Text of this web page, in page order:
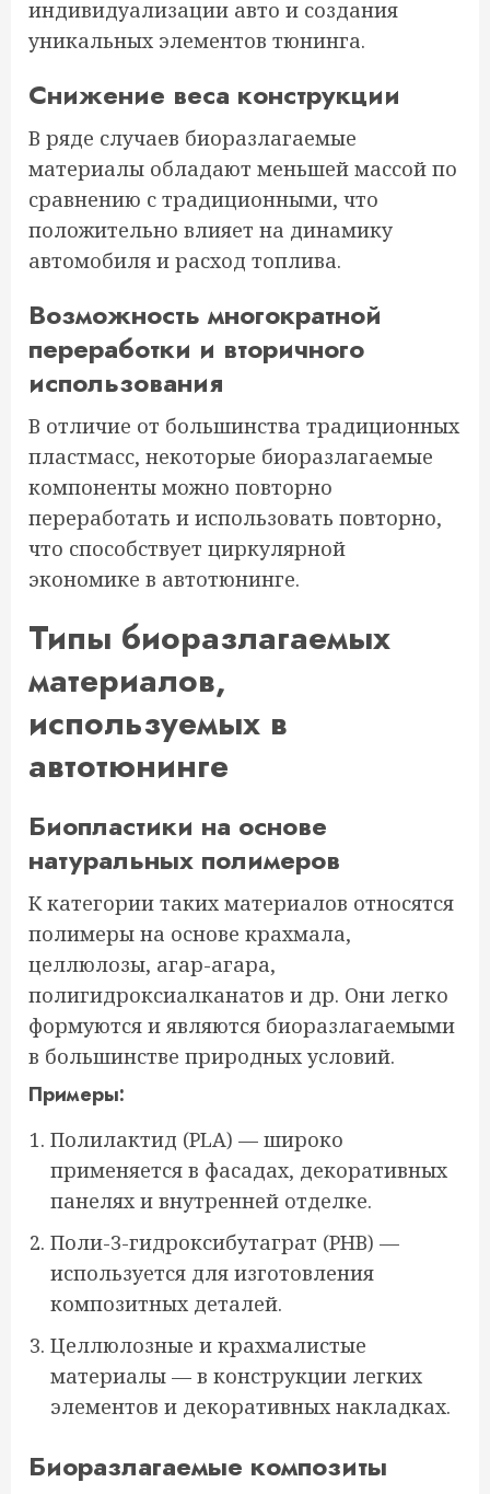
индивидуализации авто и создания
уникальных элементов тюнинга.
Снижение веса конструкции
В ряде случаев биоразлагаемые
материалы обладают меньшей массой по
сравнению с традиционными, что
положительно влияет на динамику
автомобиля и расход топлива.
Возможность многократной
переработки и вторичного
использования
В отличие от большинства традиционных
пластмасс, некоторые биоразлагаемые
компоненты можно повторно
переработать и использовать повторно,
что способствует циркулярной
экономике в автотюнинге.
Типы биоразлагаемых
материалов,
используемых в
автотюнинге
Биопластики на основе
натуральных полимеров
К категории таких материалов относятся
полимеры на основе крахмала,
целлюлозы, агар-агара,
полигидроксиалканатов и др. Они легко
формуются и являются биоразлагаемыми
в большинстве природных условий.
Примеры:
Полилактид (PLA) — широко
применяется в фасадах, декоративных
панелях и внутренней отделке.
Поли-3-гидроксибутаграт (PHB) —
используется для изготовления
композитных деталей.
Целлюлозные и крахмалистые
материалы — в конструкции легких
элементов и декоративных накладках.
Биоразлагаемые композиты